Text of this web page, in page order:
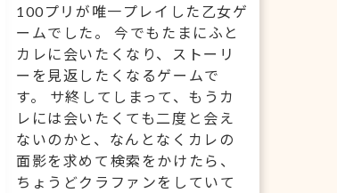
100プリが唯一プレイした乙女ゲ
ームでした。 今でもたまにふと
カレに会いたくなり、ストーリ
ーを見返したくなるゲームで
す。 サ終してしまって、もうカ
レには会いたくても二度と会え
ないのかと、なんとなくカレの
面影を求めて検索をかけたら、
ちょうどクラファンをしていて